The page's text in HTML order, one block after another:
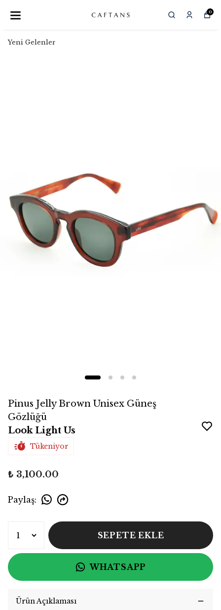
0
Yeni Gelenler
Pinus Jelly Brown Unisex Güneş
Gözlüğü
Look Light Us
Tükeniyor
₺ 3,100.00
Paylaş:
SEPETE EKLE
WHATSAPP
Ürün Açıklaması